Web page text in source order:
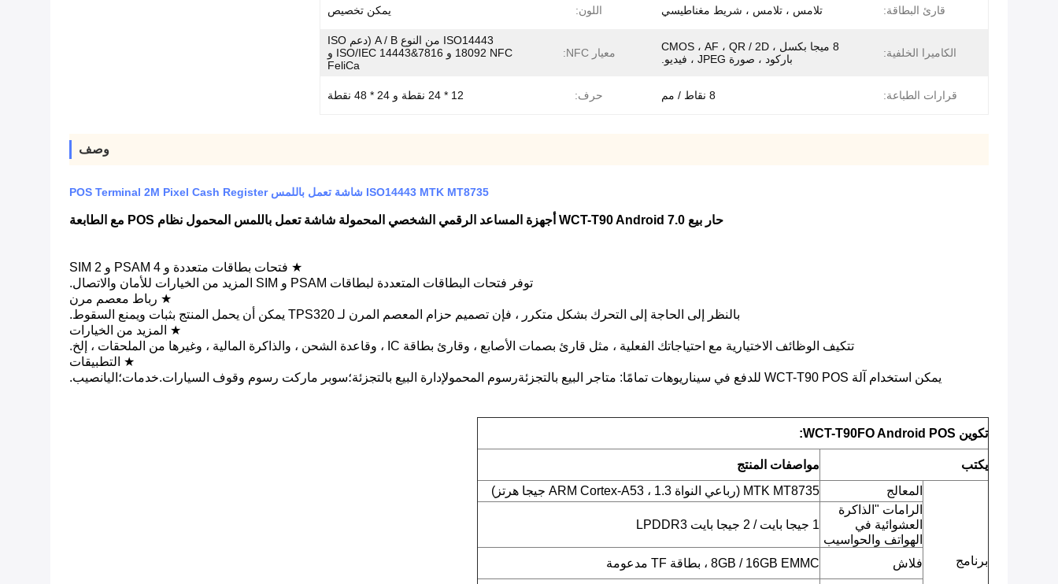
قارئ البطاقة: تلامس ، تلامس ، شريط مغناطيسي اللون: يمكن تخصيص
الكاميرا الخلفية:
8 ميجا بكسل ، CMOS ، AF ، QR / 2D
باركود ، صورة JPEG ، فيديو.
معيار NFC:
ISO14443 من النوع A / B (دعم ISO
18092 NFC و ISO/IEC 14443&7816 و
FeliCa
قرارات الطباعة: 8 نقاط / مم حرف: 12 * 24 نقطة و 24 * 48 نقطة
وصف
ISO14443 MTK MT8735 شاشة تعمل باللمس POS Terminal 2M Pixel Cash Register
حار بيع WCT-T90 Android 7.0 أجهزة المساعد الرقمي الشخصي المحمولة شاشة تعمل باللمس المحمول نظام POS مع الطابعة
★ فتحات بطاقات متعددة و 4 PSAM و 2 SIM
توفر فتحات البطاقات المتعددة لبطاقات PSAM و SIM المزيد من الخيارات للأمان والاتصال.
★ رباط معصم مرن
بالنظر إلى الحاجة إلى التحرك بشكل متكرر ، فإن تصميم حزام المعصم المرن لـ TPS320 يمكن أن يحمل المنتج بثبات ويمنع السقوط.
★ المزيد من الخيارات
تتكيف الوظائف الاختيارية مع احتياجاتك الفعلية ، مثل قارئ بصمات الأصابع ، وقارئ بطاقة IC ، وقاعدة الشحن ، والذاكرة المالية ، وغيرها من الملحقات ، إلخ.
★ التطبيقات
يمكن استخدام آلة WCT-T90 POS للدفع في سيناريوهات تمامًا: متاجر البيع بالتجزئةرسوم المحمولإدارة البيع بالتجزئة؛سوبر ماركت رسوم وقوف السيارات.خدمات؛اليانصيب.
تكوين WCT-T90FO Android POS:
يكتب مواصفات المنتج
برنامج
المعالج
MTK MT8735 (رباعي النواة ARM Cortex-A53 ، 1.3 جيجا هرتز)
الرامات "الذاكرة
العشوائية في
الهواتف والحواسيب
1 جيجا بايت / 2 جيجا بايت LPDDR3
فلاش 8GB / 16GB EMMC ، بطاقة TF مدعومة